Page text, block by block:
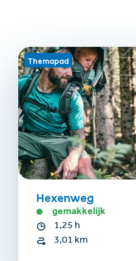
Themapad
Hexenweg
gemakkelijk
1,25 h
3,01 km